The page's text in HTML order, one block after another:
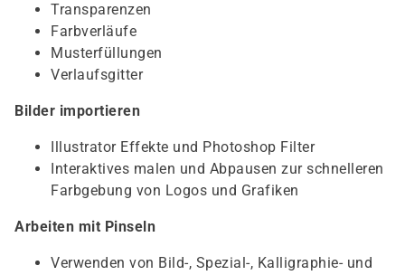
Transparenzen
Farbverläufe
Musterfüllungen
Verlaufsgitter
Bilder importieren
Illustrator Effekte und Photoshop Filter
Interaktives malen und Abpausen zur schnelleren
Farbgebung von Logos und Grafiken
Arbeiten mit Pinseln
Verwenden von Bild-, Spezial-, Kalligraphie- und